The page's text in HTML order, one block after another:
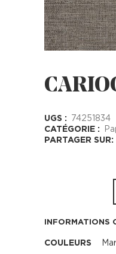
UGS :
74251834
CATÉGORIE :
PARTAGER SUR:
INFORMATIONS
COULEURS